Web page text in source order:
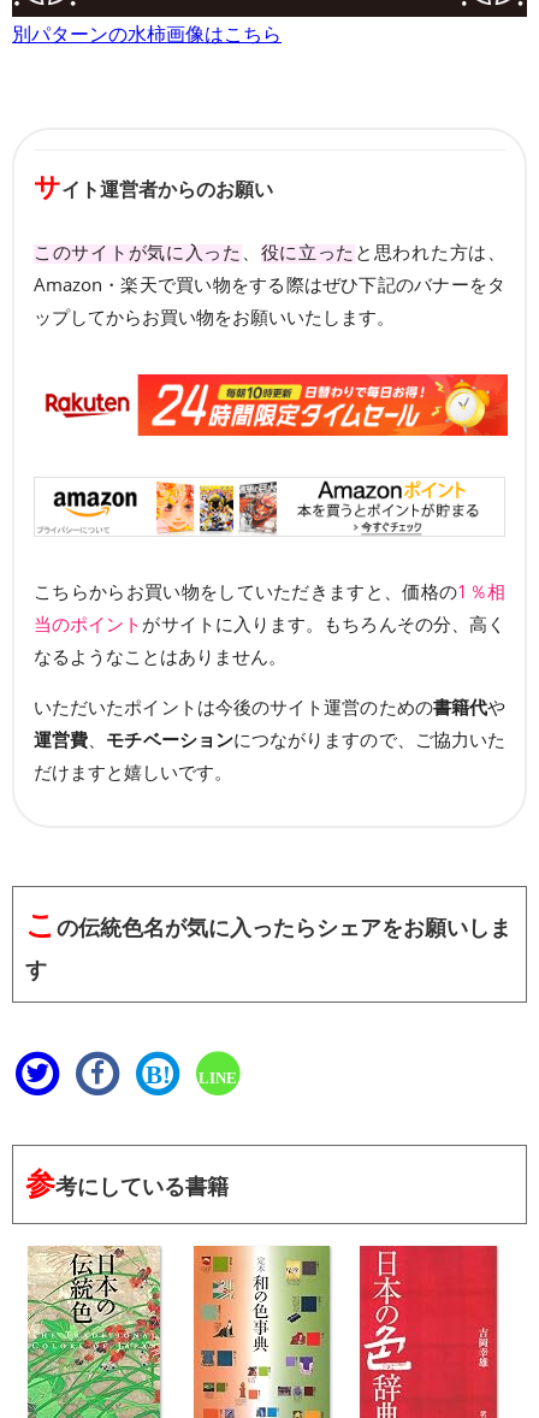
別パターンの水柿画像はこちら
サイト運営者からのお願い
このサイトが気に入った 、 役に立った と思われた方は、
Amazon・楽天で買い物をする際はぜひ下記のバナーをタ
ップしてからお買い物をお願いいたします。
こちらからお買い物をしていただきますと、価格の1％相
当のポイント がサイトに入ります。もちろんその分、高く
なるようなことはありません。
いただいたポイントは今後のサイト運営のための書籍代や
運営費、 モチベーションにつながりますので、ご協力いた
だけますと嬉しいです。
こ の伝統色名が気に入ったらシェアをお願いしま
す
B! LINE
参考にしている書籍